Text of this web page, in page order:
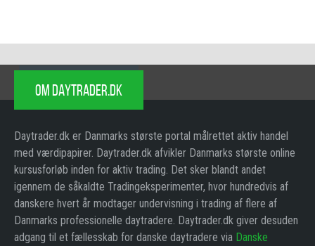
OM DAYTRADER.DK
Daytrader.dk er Danmarks største portal målrettet aktiv handel
med værdipapirer. Daytrader.dk afvikler Danmarks største online
kursusforløb inden for aktiv trading. Det sker blandt andet
igennem de såkaldte Tradingeksperimenter, hvor hundredvis af
danskere hvert år modtager undervisning i trading af flere af
Danmarks professionelle daytradere. Daytrader.dk giver desuden
adgang til et fællesskab for danske daytradere via Danske